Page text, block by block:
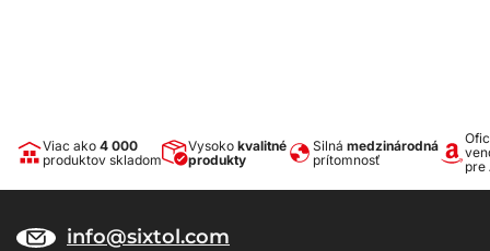
Viac ako 4 000
produktov skladom
Vysoko kvalitné
produkty
Silná medzinárodná
prítomnosť
pre
info@sixtol.com